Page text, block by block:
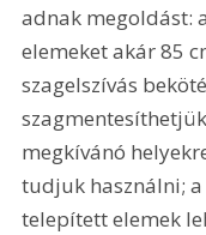
adnak megoldást:
elemeket akár 85
szagelszívás
megkívánó
tudjuk használni;
telepített elemek